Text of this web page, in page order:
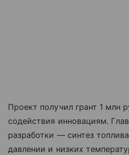
Проект получил грант 1 млн
содействия инновациям.
разработки — синтез
давлении и низких